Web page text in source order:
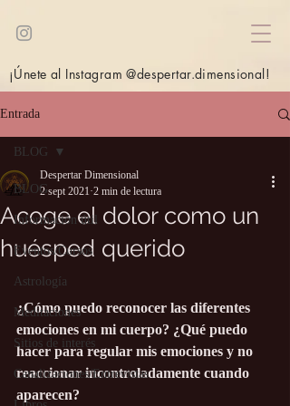
¡Únete al Instagram @despertar.dimensional!
Entrada
BLOG
Información útil
Eventos/Cursos
Astrología
Meditaciones
Sitios de interés
Canalizaciones/Entrevistas
BLOG
Acoge el dolor como un
huésped querido
Despertar Dimensional
2 sept 2021 2 min de lectura
¿Cómo puedo reconocer las diferentes
emociones en mi cuerpo? ¿Qué puedo
hacer para regular mis emociones y no
reaccionar incontroladamente cuando
aparecen?